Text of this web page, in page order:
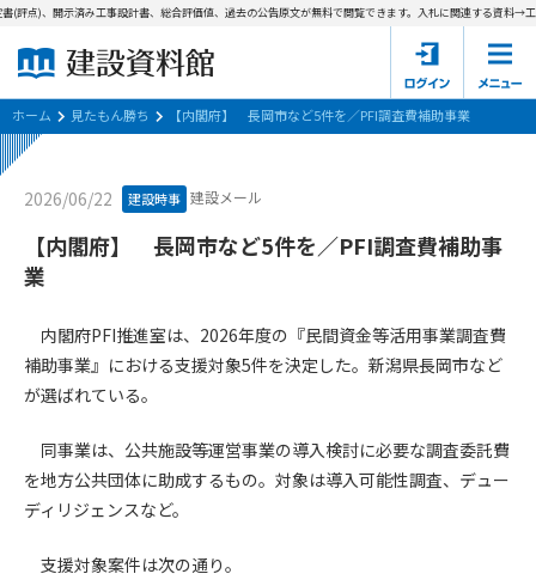
建設資料館とは
会員登録について
会社概要 お問い合わせ
個人情報保護方針
会員規約
点)、開示済み工事設計書、総合評価値、過去の公告原文が無料で閲覧できます。入札に関連する資料→工
ホーム 見たもん勝ち 【内閣府】 長岡市など5件を／PFI調査費補助事業
2026/06/22 建設時事 建設メール
【内閣府】 長岡市など5件を／PFI調査費補助事
業
内閣府PFI推進室は、2026年度の『民間資金等活用事業調査費
補助事業』における支援対象5件を決定した。新潟県長岡市など
が選ばれている。
同事業は、公共施設等運営事業の導入検討に必要な調査委託費
を地方公共団体に助成するもの。対象は導入可能性調査、デュー
ディリジェンスなど。
支援対象案件は次の通り。
パスワードの再発行
会員サービスの利用条件等について定めるものです。
2. 管理者が建設資料館WEB上で随時掲載するルールは本規約の
一部を構成するものとします。
第2条（規約の変更）
本規約は、会員の了承を得ることなく、随時変更されることが
あります。変更内容は、建設資料館WEB上に表示した時点で直